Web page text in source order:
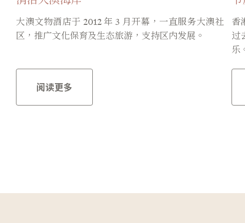
大澳文物酒店于 2012 年 3 月开幕，一直服务大澳社
区，推广文化保育及生态旅游，支持区内发展。
阅读更多
香
过
乐